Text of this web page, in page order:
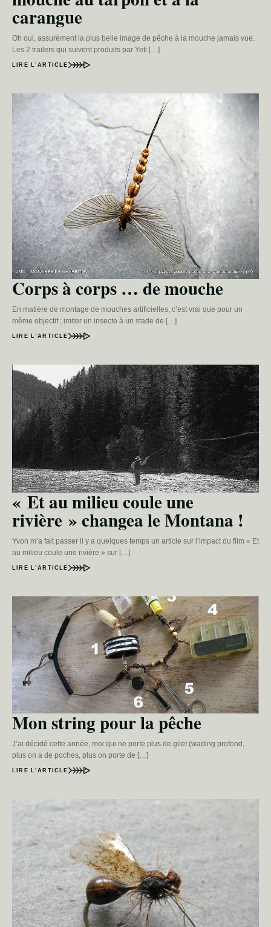
carangue
Oh oui, assurément la plus belle image de pêche à la mouche jamais vue.
Les 2 trailers qui suivent produits par Yeti […]
LIRE L’ARTICLE
Corps à corps … de mouche
En matière de montage de mouches artificielles, c’est vrai que pour un
même objectif ; imiter un insecte à un stade de […]
LIRE L’ARTICLE
« Et au milieu coule une
rivière » changea le Montana !
Yvon m’a fait passer il y a quelques temps un article sur l’impact du film « Et
au milieu coule une rivière » sur […]
LIRE L’ARTICLE
Mon string pour la pêche
J’ai décidé cette année, moi qui ne porte plus de gilet (wading profond,
plus on a de poches, plus on porte de […]
LIRE L’ARTICLE